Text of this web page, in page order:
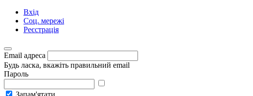
Вхід
Соц. мережі
Реєстрація
Email адреса
Будь ласка, вкажіть правильний email
Пароль
Запам'ятати